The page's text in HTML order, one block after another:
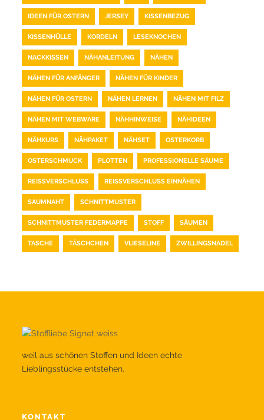
IDEEN FÜR OSTERN JERSEY KISSENBEZUG
KISSENHÜLLE KORDELN LESEKNOCHEN
NACKKISSEN NÄHANLEITUNG NÄHEN
NÄHEN FÜR ANFÄNGER NÄHEN FÜR KINDER
NÄHEN FÜR OSTERN NÄHEN LERNEN NÄHEN MIT FILZ
NÄHEN MIT WEBWARE NÄHHINWEISE NÄHIDEEN
NÄHKURS NÄHPAKET NÄHSET OSTERKORB
OSTERSCHMUCK PLOTTEN PROFESSIONELLE SÄUME
REISSVERSCHLUSS REISSVERSCHLUSS EINNÄHEN
SAUMNAHT SCHNITTMUSTER
SCHNITTMUSTER FEDERMAPPE STOFF SÄUMEN
TASCHE TÄSCHCHEN VLIESELINE ZWILLINGSNADEL
weil aus schönen Stoffen und Ideen echte
Lieblingsstücke entstehen.
KONTAKT